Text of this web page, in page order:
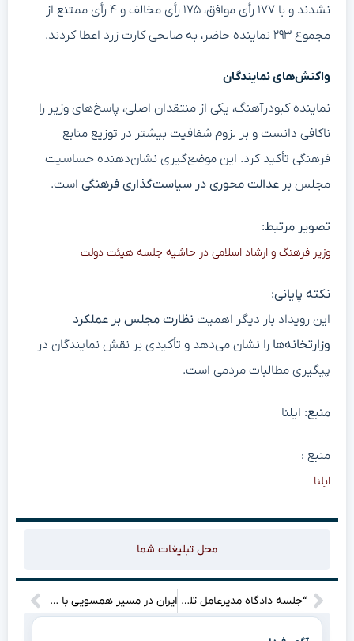
نشدند و با ۱۷۷ رأی موافق، ۱۷۵ رأی مخالف و ۴ رأی ممتنع از
مجموع ۲۹۳ نماینده حاضر، به صالحی کارت زرد اعطا کردند.
واکنش‌های نمایندگان
نماینده کبودرآهنگ، یکی از منتقدان اصلی، پاسخ‌های وزیر را
ناکافی دانست و بر لزوم شفافیت بیشتر در توزیع منابع
فرهنگی تأکید کرد. این موضع‌گیری نشان‌دهنده حساسیت
مجلس بر عدالت محوری در سیاست‌گذاری فرهنگی است.
تصویر مرتبط:
وزیر فرهنگ و ارشاد اسلامی در حاشیه جلسه هیئت دولت
نکته پایانی:
این رویداد بار دیگر اهمیت نظارت مجلس بر عملکرد
وزارتخانه‌ها را نشان می‌دهد و تأکیدی بر نقش نمایندگان در
پیگیری مطالبات مردمی است.
منبع: ایلنا
منبع :
ایلنا
محل تبلیغات شما
“جلسه دادگاه مدیرعامل تلگرام در فرانسه: اتهامات سنگین، پیامدهای بزرگ! ایران در مسیر همسویی با روسیه برای شناسایی طالبان؛ پیامدهای غیرمنتظره در انتظار منطقه؟